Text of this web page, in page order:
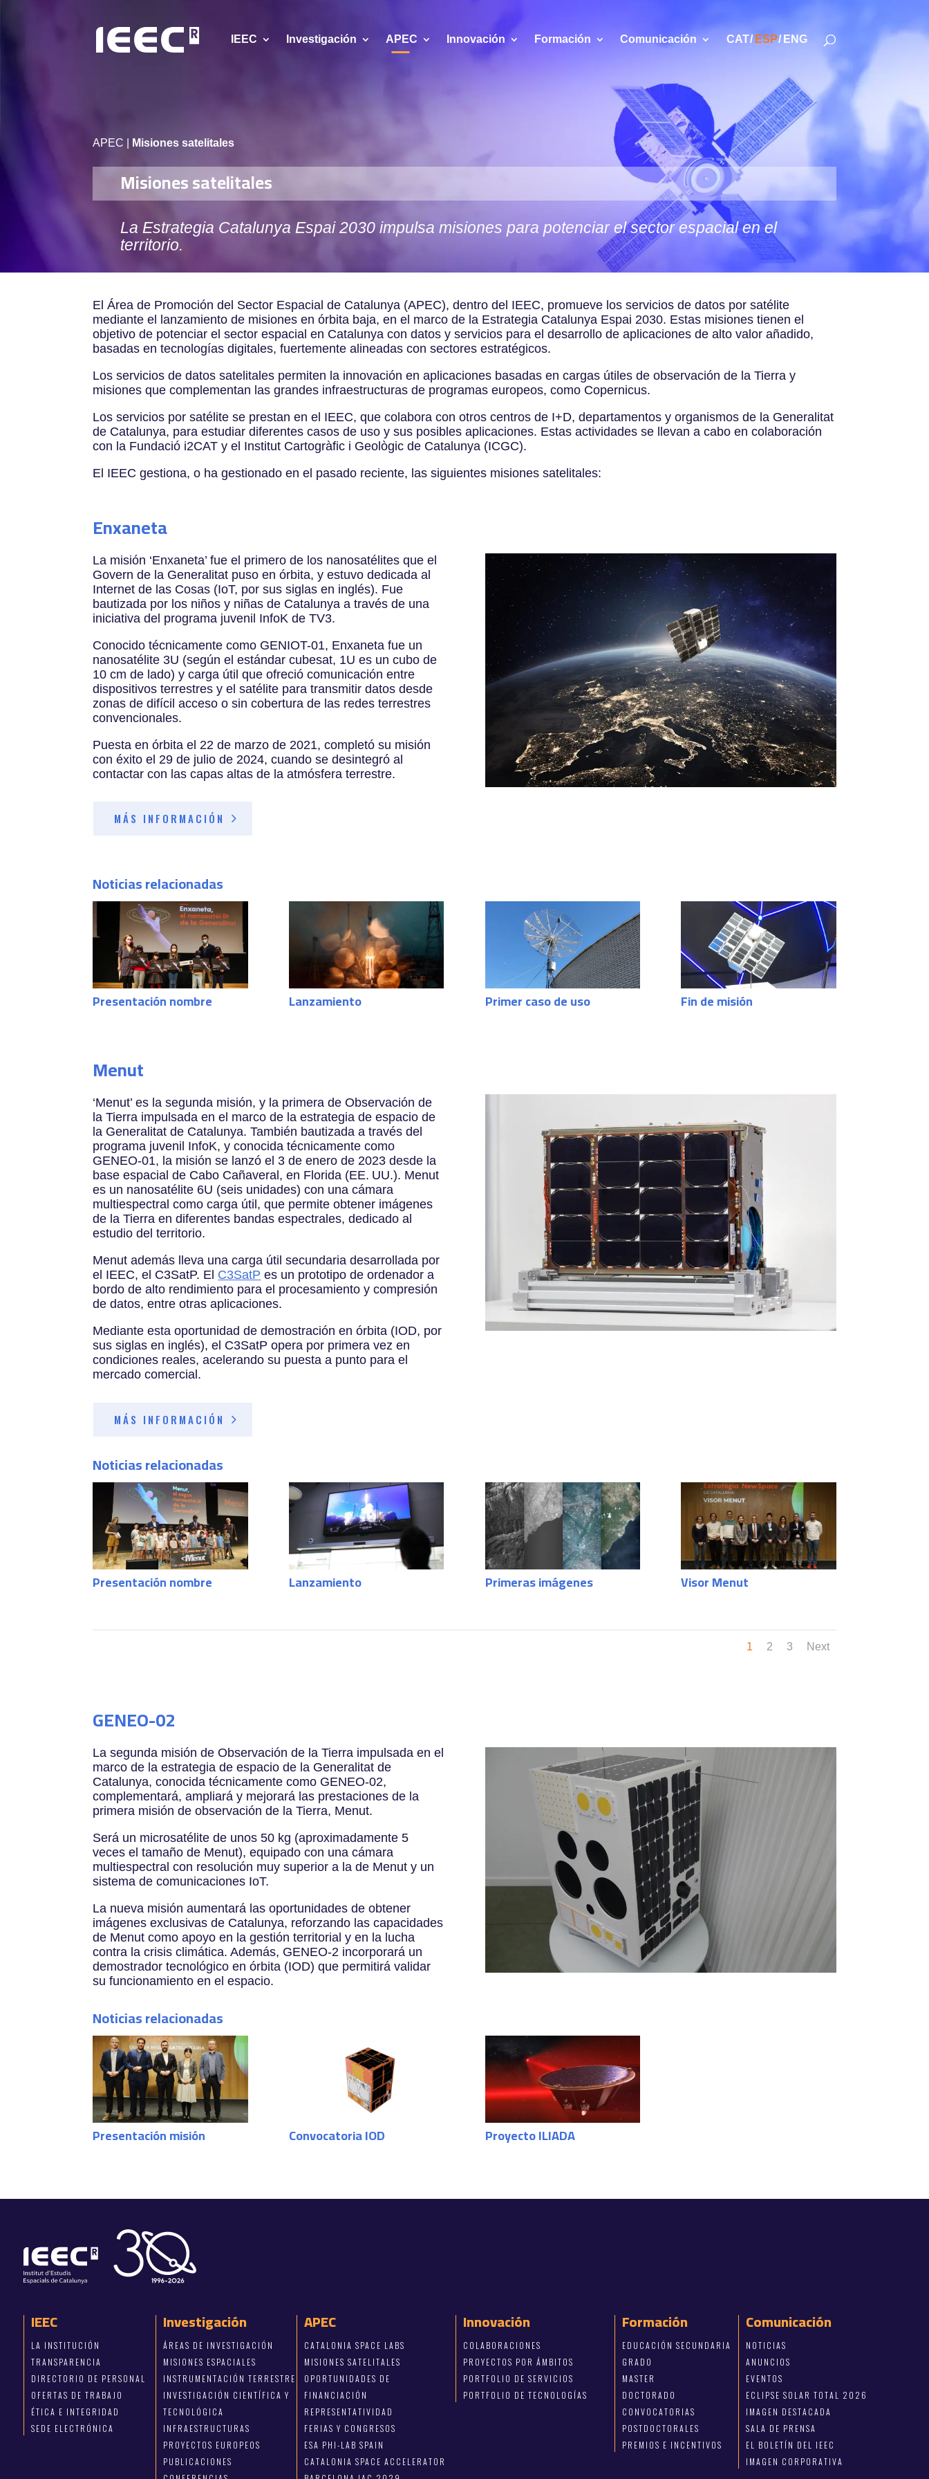
IEEC Investigación APEC Innovación Formación Comunicación CAT ESP ENG
APEC Misiones satelitales
Misiones satelitales
La Estrategia Catalunya Espai 2030 impulsa misiones para potenciar el sector espacial en el
territorio.
El Área de Promoción del Sector Espacial de Catalunya (APEC), dentro del IEEC, promueve los servicios de datos por satélite
mediante el lanzamiento de misiones en órbita baja, en el marco de la Estrategia Catalunya Espai 2030. Estas misiones tienen el
objetivo de potenciar el sector espacial en Catalunya con datos y servicios para el desarrollo de aplicaciones de alto valor añadido,
basadas en tecnologías digitales, fuertemente alineadas con sectores estratégicos.
Los servicios de datos satelitales permiten la innovación en aplicaciones basadas en cargas útiles de observación de la Tierra y
misiones que complementan las grandes infraestructuras de programas europeos, como Copernicus.
Los servicios por satélite se prestan en el IEEC, que colabora con otros centros de I+D, departamentos y organismos de la Generalitat
de Catalunya, para estudiar diferentes casos de uso y sus posibles aplicaciones. Estas actividades se llevan a cabo en colaboración
con la Fundació i2CAT y el Institut Cartogràfic i Geològic de Catalunya (ICGC).
El IEEC gestiona, o ha gestionado en el pasado reciente, las siguientes misiones satelitales:
Enxaneta
La misión ‘Enxaneta’ fue el primero de los nanosatélites que el
Govern de la Generalitat puso en órbita, y estuvo dedicada al
Internet de las Cosas (IoT, por sus siglas en inglés). Fue
bautizada por los niños y niñas de Catalunya a través de una
iniciativa del programa juvenil InfoK de TV3.
Conocido técnicamente como GENIOT-01, Enxaneta fue un
nanosatélite 3U (según el estándar cubesat, 1U es un cubo de
10 cm de lado) y carga útil que ofreció comunicación entre
dispositivos terrestres y el satélite para transmitir datos desde
zonas de difícil acceso o sin cobertura de las redes terrestres
convencionales.
Puesta en órbita el 22 de marzo de 2021, completó su misión
con éxito el 29 de julio de 2024, cuando se desintegró al
contactar con las capas altas de la atmósfera terrestre.
MÁS INFORMACIÓN
Noticias relacionadas
Presentación nombre Lanzamiento Primer caso de uso Fin de misión
Menut
‘Menut’ es la segunda misión, y la primera de Observación de
la Tierra impulsada en el marco de la estrategia de espacio de
la Generalitat de Catalunya. También bautizada a través del
programa juvenil InfoK, y conocida técnicamente como
GENEO-01, la misión se lanzó el 3 de enero de 2023 desde la
base espacial de Cabo Cañaveral, en Florida (EE. UU.). Menut
es un nanosatélite 6U (seis unidades) con una cámara
multiespectral como carga útil, que permite obtener imágenes
de la Tierra en diferentes bandas espectrales, dedicado al
estudio del territorio.
Menut además lleva una carga útil secundaria desarrollada por
el IEEC, el C3SatP. El C3SatP es un prototipo de ordenador a
bordo de alto rendimiento para el procesamiento y compresión
de datos, entre otras aplicaciones.
Mediante esta oportunidad de demostración en órbita (IOD, por
sus siglas en inglés), el C3SatP opera por primera vez en
condiciones reales, acelerando su puesta a punto para el
mercado comercial.
MÁS INFORMACIÓN
Noticias relacionadas
Presentación nombre Lanzamiento Primeras imágenes Visor Menut
1 2 3 Next
GENEO-02
La segunda misión de Observación de la Tierra impulsada en el
marco de la estrategia de espacio de la Generalitat de
Catalunya, conocida técnicamente como GENEO-02,
complementará, ampliará y mejorará las prestaciones de la
primera misión de observación de la Tierra, Menut.
Será un microsatélite de unos 50 kg (aproximadamente 5
veces el tamaño de Menut), equipado con una cámara
multiespectral con resolución muy superior a la de Menut y un
sistema de comunicaciones IoT.
La nueva misión aumentará las oportunidades de obtener
imágenes exclusivas de Catalunya, reforzando las capacidades
de Menut como apoyo en la gestión territorial y en la lucha
contra la crisis climática. Además, GENEO-2 incorporará un
demostrador tecnológico en órbita (IOD) que permitirá validar
su funcionamiento en el espacio.
Noticias relacionadas
Presentación misión Convocatoria IOD Proyecto ILIADA
IEEC
LA INSTITUCIÓN
TRANSPARENCIA
DIRECTORIO DE PERSONAL
OFERTAS DE TRABAJO
ÉTICA E INTEGRIDAD
SEDE ELECTRÓNICA
Investigación
ÁREAS DE INVESTIGACIÓN
MISIONES ESPACIALES
INSTRUMENTACIÓN TERRESTRE
INVESTIGACIÓN CIENTÍFICA Y
TECNOLÓGICA
INFRAESTRUCTURAS
PROYECTOS EUROPEOS
PUBLICACIONES
APEC
CATALONIA SPACE LABS
MISIONES SATELITALES
OPORTUNIDADES DE
FINANCIACIÓN
REPRESENTATIVIDAD
FERIAS Y CONGRESOS
ESA PHI-LAB SPAIN
CATALONIA SPACE ACCELERATOR
Innovación
COLABORACIONES
PROYECTOS POR ÁMBITOS
PORTFOLIO DE SERVICIOS
PORTFOLIO DE TECNOLOGÍAS
Formación
EDUCACIÓN SECUNDARIA
GRADO
MASTER
DOCTORADO
CONVOCATORIAS
POSTDOCTORALES
PREMIOS E INCENTIVOS
Comunicación
NOTICIAS
ANUNCIOS
EVENTOS
ECLIPSE SOLAR TOTAL 2026
IMAGEN DESTACADA
SALA DE PRENSA
EL BOLETÍN DEL IEEC
IMAGEN CORPORATIVA